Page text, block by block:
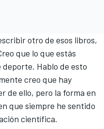
otro de esos libros,
que lo que estás
deporte. Hablo de esto
creo que hay
de ello, pero la forma en
que siempre he sentido
científica.